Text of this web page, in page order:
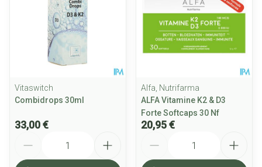
Vitaswitch
Combidrops 30ml
33,00 €
Alfa, Nutrifarma
ALFA Vitamine K2 & D3
Forte Softcaps 30 Nf
20,95 €